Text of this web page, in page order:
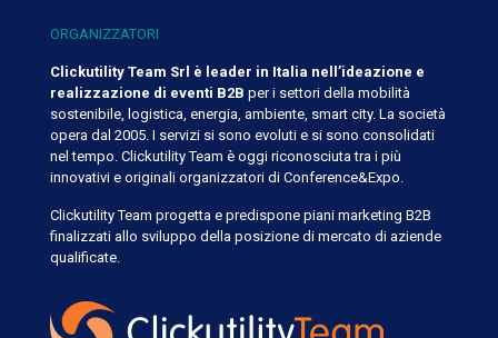
ORGANIZZATORI
Clickutility Team Srl è leader in Italia nell’ideazione e
realizzazione di eventi B2B per i settori della mobilità
sostenibile, logistica, energia, ambiente, smart city. La società
opera dal 2005. I servizi si sono evoluti e si sono consolidati
nel tempo. Clickutility Team è oggi riconosciuta tra i più
innovativi e originali organizzatori di Conference&Expo.
Clickutility Team progetta e predispone piani marketing B2B
finalizzati allo sviluppo della posizione di mercato di aziende
qualificate.